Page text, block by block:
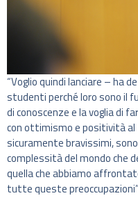
“Voglio quindi lanciare – ha
studenti perché loro sono il
di conoscenze e la voglia di
con ottimismo e positività al
sicuramente bravissimi,
complessità del mondo che
quella che abbiamo
tutte queste